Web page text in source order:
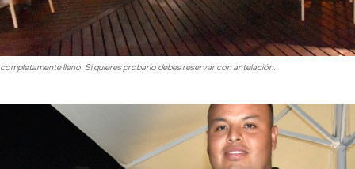
lleno. Si quieres probarlo debes reservar con antelación.